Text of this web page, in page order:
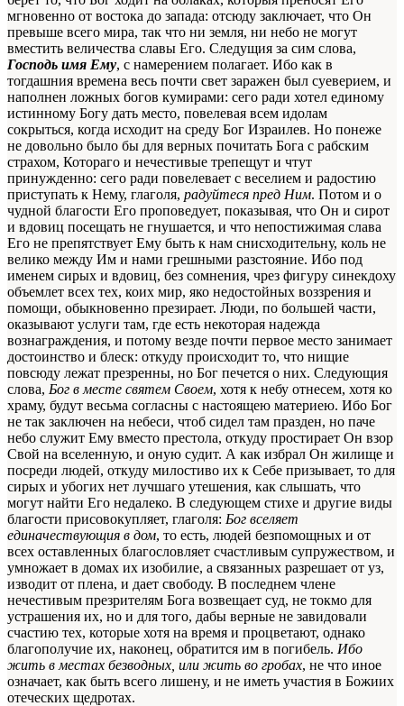
мгновенно от востока до запада: отсюду заключает, что Он
превыше всего мира, так что ни земля, ни небо не могут
вместить величества славы Его. Следущия за сим слова,
Господь имя Ему, с намерением полагает. Ибо как в
тогдашния времена весь почти свет заражен был суеверием, и
наполнен ложных богов кумирами: сего ради хотел единому
истинному Богу дать место, повелевая всем идолам
сокрыться, когда исходит на среду Бог Израилев. Но понеже
не довольно было бы для верных почитать Бога с рабским
страхом, Котораго и нечестивые трепещут и чтут
принужденно: сего ради повелевает с веселием и радостию
приступать к Нему, глаголя, радуйтеся пред Ним. Потом и о
чудной благости Его проповедует, показывая, что Он и сирот
и вдовиц посещать не гнушается, и что непостижимая слава
Его не препятствует Ему быть к нам снисходительну, коль не
велико между Им и нами грешными разстояние. Ибо под
именем сирых и вдовиц, без сомнения, чрез фигуру синекдоху
объемлет всех тех, коих мир, яко недостойных воззрения и
помощи, обыкновенно презирает. Люди, по большей части,
оказывают услуги там, где есть некоторая надежда
вознаграждения, и потому везде почти первое место занимает
достоинство и блеск: откуду происходит то, что нищие
повсюду лежат презренны, но Бог печется о них. Следующия
слова, Бог в месте святем Своем, хотя к небу отнесем, хотя ко
храму, будут весьма согласны с настоящею материею. Ибо Бог
не так заключен на небеси, чтоб сидел там празден, но паче
небо служит Ему вместо престола, откуду простирает Он взор
Свой на вселенную, и оную судит. А как избрал Он жилище и
посреди людей, откуду милостиво их к Себе призывает, то для
сирых и убогих нет лучшаго утешения, как слышать, что
могут найти Его недалеко. В следующем стихе и другие виды
благости присовокупляет, глаголя: Бог вселяет
единачествующия в дом, то есть, людей безпомощных и от
всех оставленных благословляет счастливым супружеством, и
умножает в домах их изобилие, а связанных разрешает от уз,
изводит от плена, и дает свободу. В последнем члене
нечестивым презрителям Бога возвещает суд, не токмо для
устрашения их, но и для того, дабы верные не завидовали
счастию тех, которые хотя на время и процветают, однако
благополучие их, наконец, обратится им в погибель. Ибо
жить в местах безводных, или жить во гробах, не что иное
означает, как быть всего лишену, и не иметь участия в Божиих
отеческих щедротах.